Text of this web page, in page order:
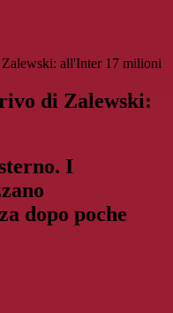
all'Inter 17 milioni
di Zalewski:
I
dopo poche